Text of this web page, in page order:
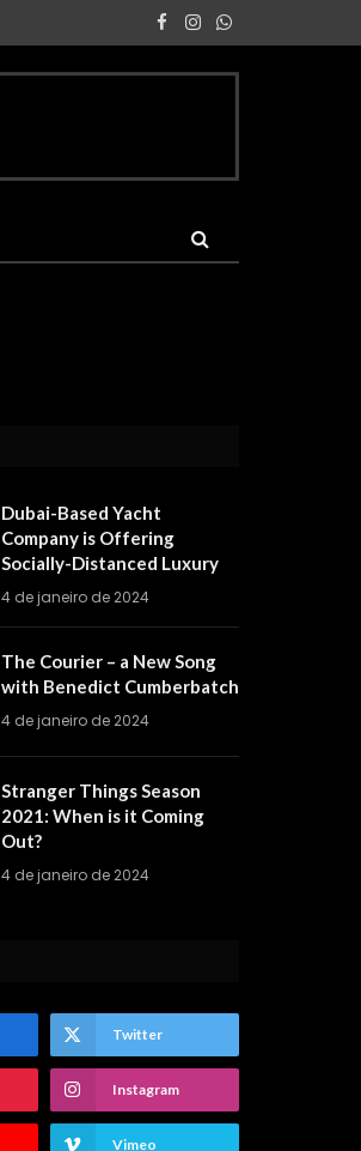
Facebook
InstagramWhatsApp
Dubai-Based Yacht
Company is Offering
Socially-Distanced Luxury
4 de janeiro de 2024
The Courier – a New Song
with Benedict Cumberbatch
4 de janeiro de 2024
Stranger Things Season
2021: When is it Coming
Out?
4 de janeiro de 2024
Twitter
Instagram
Vimeo